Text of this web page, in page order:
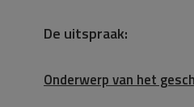
De uitspraak:
Onderwerp van het